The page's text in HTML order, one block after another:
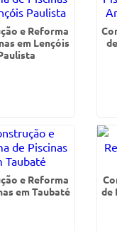
e Reforma
em Lençóis
e Reforma
em Taubaté
de